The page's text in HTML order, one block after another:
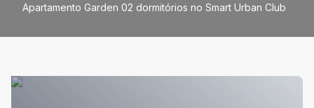
Apartamento Garden 02 dormitórios no Smart Urban Club